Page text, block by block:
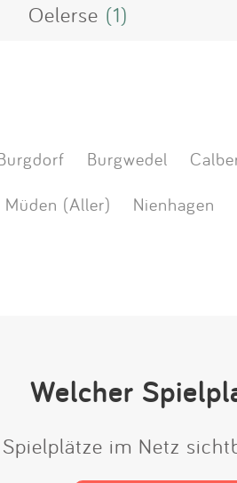
Oelerse (1)
Burgwedel
Müden (Aller) Nienhagen
Welcher
im Netz